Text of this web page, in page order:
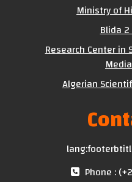
Ministry of
Blida
Research Center in
Algerian
Phone :